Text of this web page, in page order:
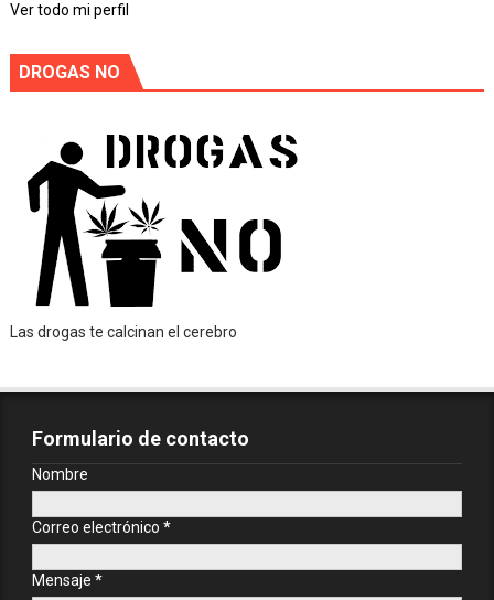
Ver todo mi perfil
DROGAS NO
Las drogas te calcinan el cerebro
Formulario de contacto
Nombre
Correo electrónico *
Mensaje *